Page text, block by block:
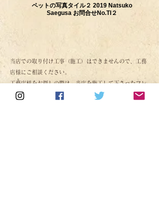
ペットの写真タイル２ 2019 Natsuko
Saegusa お問合せNo.TI２
​当店での取り付け工事（施工）はできませんので、工務
店様にご相談ください。
工務店様をお探しの際は、当店を施工して下さったフレ
ンチ工房神戸
様をご紹介させて頂くことが可能です。